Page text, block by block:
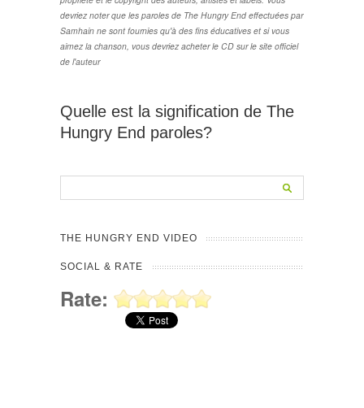
devriez noter que les paroles de The Hungry End effectuées par
Samhain ne sont fournies qu'à des fins éducatives et si vous
aimez la chanson, vous devriez acheter le CD sur le site officiel
de l'auteur
Quelle est la signification de The
Hungry End paroles?
THE HUNGRY END VIDEO
SOCIAL & RATE
Rate: